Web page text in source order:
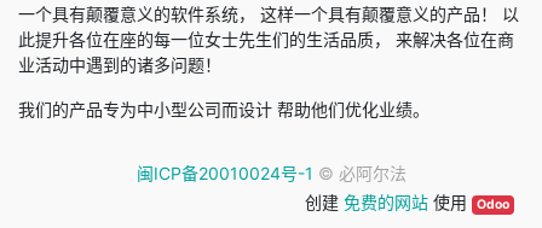
一个具有颠覆意义的软件系统， 这样一个具有颠覆意义的产品！ 以
此提升各位在座的每一位女士先生们的生活品质， 来解决各位在商
业活动中遇到的诸多问题！
我们的产品专为中小型公司而设计 帮助他们优化业绩。
闽ICP备20010024号-1 © 必阿尔法
创建 免费的网站使用 Odoo